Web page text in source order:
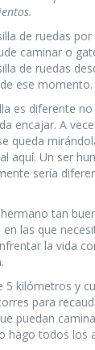
de ruedas
caminar o
de ruedas
ese momento.
es diferente
encajar. A
queda
aquí­. Un ser
serí­a
tan
las que
la vida
5 kilómetros y
para
puedan
hago todos los